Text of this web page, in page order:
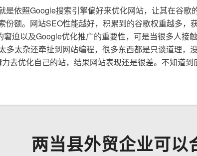
是依照Google搜索引擎偏好来优化网站，让其在谷
份额。网站SEO性能越好，积累到的谷歌权重越多
窘迫以及Google优化推广的重要性，可是当很多人
多太杂还牵扯到网站编程，很多东西都是只谈道理
去优化自己的站，结果网站表现还是很差。不知道
两当县外贸企业可以